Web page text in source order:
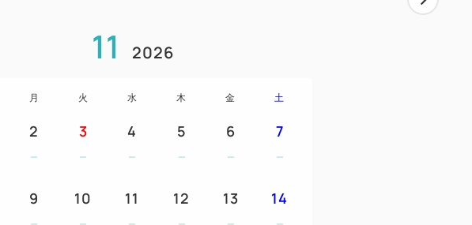
11 2026
月 火 水 木 金 土
2 3 4 5 6 7
9 10 11 12 13 14